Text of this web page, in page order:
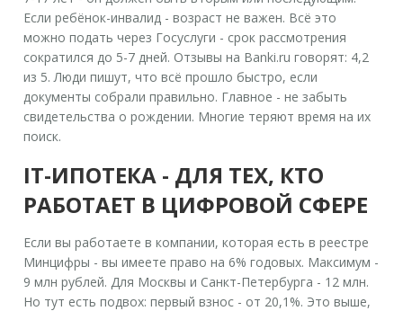
Если ребёнок-инвалид - возраст не важен. Всё это
можно подать через Госуслуги - срок рассмотрения
сократился до 5-7 дней. Отзывы на Banki.ru говорят: 4,2
из 5. Люди пишут, что всё прошло быстро, если
документы собрали правильно. Главное - не забыть
свидетельства о рождении. Многие теряют время на их
поиск.
IT-ИПОТЕКА - ДЛЯ ТЕХ, КТО
РАБОТАЕТ В ЦИФРОВОЙ СФЕРЕ
Если вы работаете в компании, которая есть в реестре
Минцифры - вы имеете право на 6% годовых. Максимум -
9 млн рублей. Для Москвы и Санкт-Петербурга - 12 млн.
Но тут есть подвох: первый взнос - от 20,1%. Это выше,